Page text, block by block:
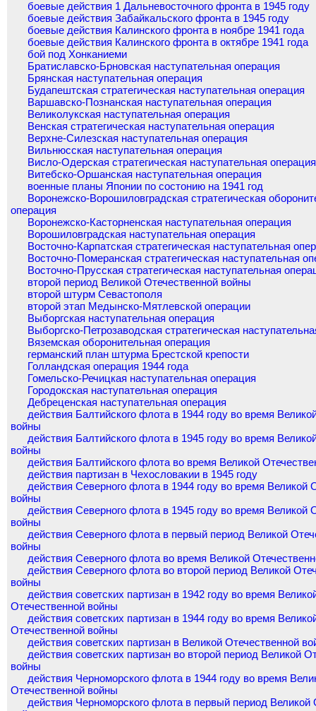
боевые действия 1 Дальневосточного фронта в 1945 году
боевые действия Забайкальского фронта в 1945 году
боевые действия Калинского фронта в ноябре 1941 года
боевые действия Калинского фронта в октябре 1941 года
бой под Хонканиеми
Братиславско-Брновская наступательная операция
Брянская наступательная операция
Будапештская стратегическая наступательная операция
Варшавско-Познанская наступательная операция
Великолукская наступательная операция
Венская стратегическая наступательная операция
Верхне-Силезская наступательная операция
Вильнюсская наступательная операция
Висло-Одерская стратегическая наступательная операция
Витебско-Оршанская наступательная операция
военные планы Японии по состонию на 1941 год
Воронежско-Ворошиловградская стратегическая
операция
Воронежско-Касторненская наступательная операция
Ворошиловградская наступательная операция
Восточно-Карпатская стратегическая наступательная
Восточно-Померанская стратегическая наступательная
Восточно-Прусская стратегическая наступательная
второй период Великой Отечественной войны
второй штурм Севастополя
второй этап Медынско-Мятлевской операции
Выборгская наступательная операция
Выборгско-Петрозаводская стратегическая
Вяземская оборонительная операция
германский план штурма Брестской крепости
Голландская операция 1944 года
Гомельско-Речицкая наступательная операция
Городокская наступательная операция
Дебреценская наступательная операция
действия Балтийского флота в 1944 году во время
войны
действия Балтийского флота в 1945 году во время
войны
действия Балтийского флота во время Великой
действия партизан в Чехословакии в 1945 году
действия Северного флота в 1944 году во время Великой
войны
действия Северного флота в 1945 году во время Великой
войны
действия Северного флота в первый период Великой
войны
действия Северного флота во время Великой
действия Северного флота во второй период Великой
войны
действия советских партизан в 1942 году во время
Отечественной войны
действия советских партизан в 1944 году во время
Отечественной войны
действия советских партизан в Великой Отечественной
действия советских партизан во второй период Великой
войны
действия Черноморского флота в 1944 году во время
Отечественной войны
действия Черноморского флота в первый период Великой